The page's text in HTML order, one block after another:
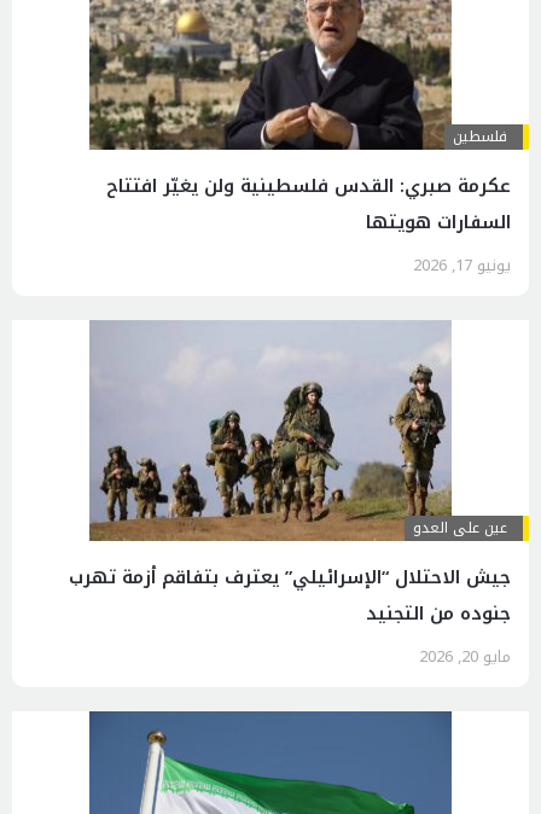
فلسطين
عكرمة صبري: القدس فلسطينية ولن يغيّر افتتاح
السفارات هويتها
يونيو 17, 2026
عين على العدو
جيش الاحتلال “الإسرائيلي” يعترف بتفاقم أزمة تهرب
جنوده من التجنيد
مايو 20, 2026